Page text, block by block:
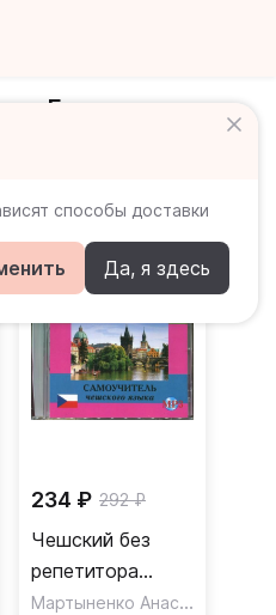
способы доставки
Да, я здесь
Евгеньевна
234 ₽ 292 ₽
Чешский без
репетитора
(CDmp3)
Мартыненко Анастасия Евгеньевна